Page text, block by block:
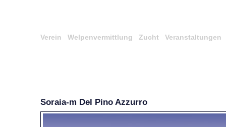
Verein Welpenvermittlung Zucht Veranstaltungen
Soraia-m Del Pino Azzurro